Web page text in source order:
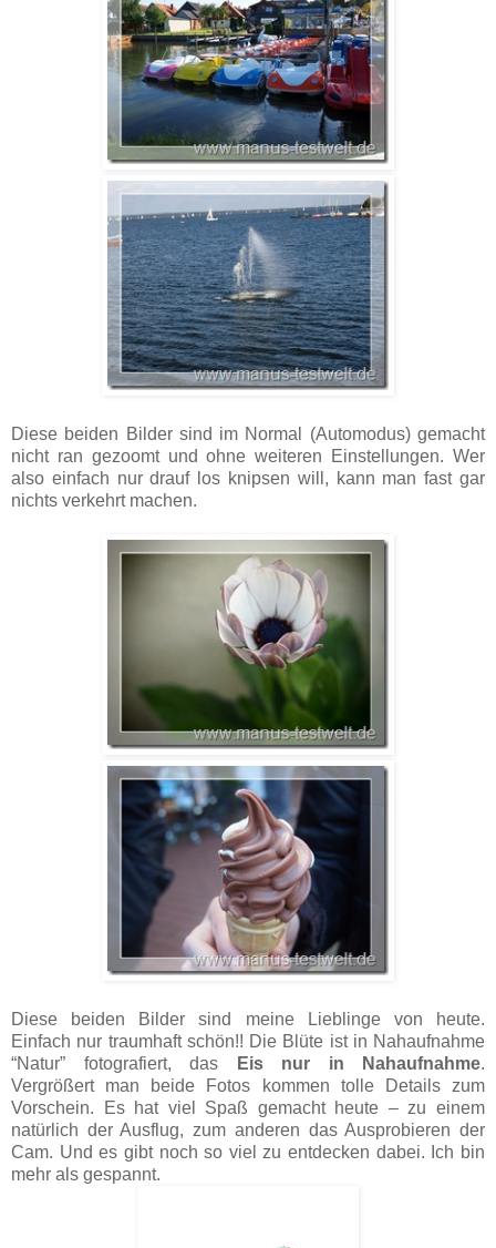
Diese beiden Bilder sind im Normal (Automodus) gemacht
nicht ran gezoomt und ohne weiteren Einstellungen. Wer
also einfach nur drauf los knipsen will, kann man fast gar
nichts verkehrt machen.
Diese beiden Bilder sind meine Lieblinge von heute.
Einfach nur traumhaft schön!! Die Blüte ist in Nahaufnahme
“Natur” fotografiert, das
Eis nur in Nahaufnahme.
Vergrößert man beide Fotos kommen tolle Details zum
Vorschein. Es hat viel Spaß gemacht heute – zu einem
natürlich der Ausflug, zum anderen das Ausprobieren der
Cam. Und es gibt noch so viel zu entdecken dabei. Ich bin
mehr als gespannt.